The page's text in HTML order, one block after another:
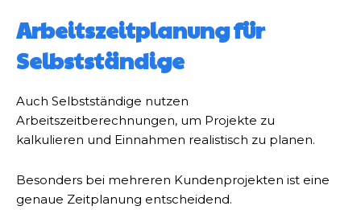
Arbeitszeitplanung für
Selbstständige
Auch Selbstständige nutzen
Arbeitszeitberechnungen, um Projekte zu
kalkulieren und Einnahmen realistisch zu planen.
Besonders bei mehreren Kundenprojekten ist eine
genaue Zeitplanung entscheidend.